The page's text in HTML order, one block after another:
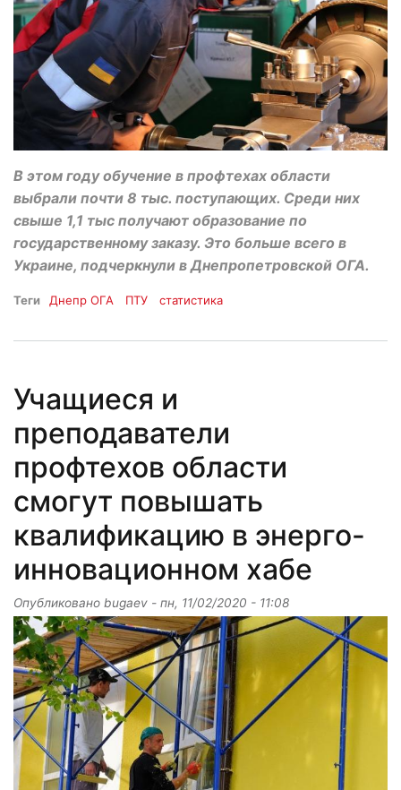
В этом году обучение в профтехах области
выбрали почти 8 тыс. поступающих. Среди них
свыше 1,1 тыс получают образование по
государственному заказу. Это больше всего в
Украине, подчеркнули в Днепропетровской ОГА.
Теги Днепр ОГА ПТУ статистика
Учащиеся и
преподаватели
профтехов области
смогут повышать
квалификацию в энерго-
инновационном хабе
Опубликовано bugaev - пн, 11/02/2020 - 11:08